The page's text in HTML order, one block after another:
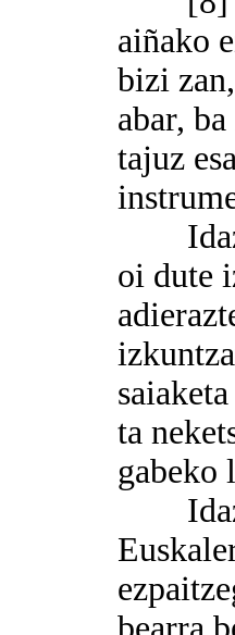
aiñako
bizi
abar,
tajuz
oi dute
ta
gabeko